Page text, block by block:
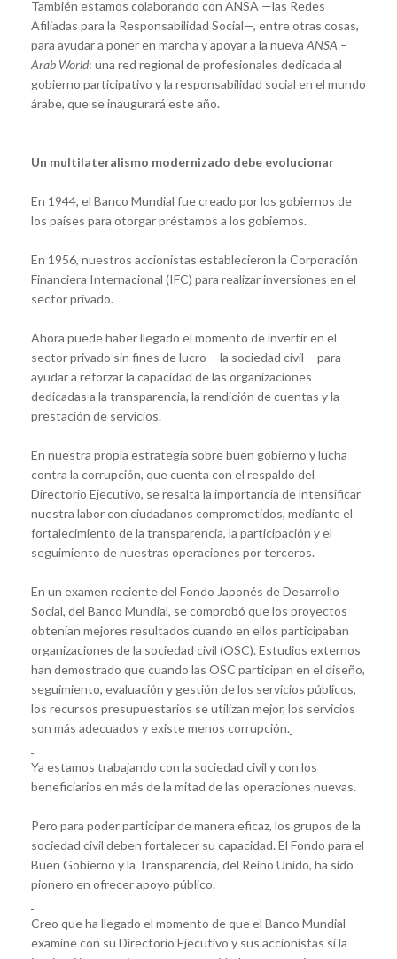
También estamos colaborando con ANSA —las Redes
Afiliadas para la Responsabilidad Social—, entre otras cosas,
para ayudar a poner en marcha y apoyar a la nueva ANSA –
Arab World: una red regional de profesionales dedicada al
gobierno participativo y la responsabilidad social en el mundo
árabe, que se inaugurará este año.
Un multilateralismo modernizado debe evolucionar
En 1944, el Banco Mundial fue creado por los gobiernos de
los países para otorgar préstamos a los gobiernos.
En 1956, nuestros accionistas establecieron la Corporación
Financiera Internacional (IFC) para realizar inversiones en el
sector privado.
Ahora puede haber llegado el momento de invertir en el
sector privado sin fines de lucro —la sociedad civil— para
ayudar a reforzar la capacidad de las organizaciones
dedicadas a la transparencia, la rendición de cuentas y la
prestación de servicios.
En nuestra propia estrategia sobre buen gobierno y lucha
contra la corrupción, que cuenta con el respaldo del
Directorio Ejecutivo, se resalta la importancia de intensificar
nuestra labor con ciudadanos comprometidos, mediante el
fortalecimiento de la transparencia, la participación y el
seguimiento de nuestras operaciones por terceros.
En un examen reciente del Fondo Japonés de Desarrollo
Social, del Banco Mundial, se comprobó que los proyectos
obtenían mejores resultados cuando en ellos participaban
organizaciones de la sociedad civil (OSC). Estudios externos
han demostrado que cuando las OSC participan en el diseño,
seguimiento, evaluación y gestión de los servicios públicos,
los recursos presupuestarios se utilizan mejor, los servicios
son más adecuados y existe menos corrupción.
Ya estamos trabajando con la sociedad civil y con los
beneficiarios en más de la mitad de las operaciones nuevas.
Pero para poder participar de manera eficaz, los grupos de la
sociedad civil deben fortalecer su capacidad. El Fondo para el
Buen Gobierno y la Transparencia, del Reino Unido, ha sido
pionero en ofrecer apoyo público.
Creo que ha llegado el momento de que el Banco Mundial
examine con su Directorio Ejecutivo y sus accionistas si la